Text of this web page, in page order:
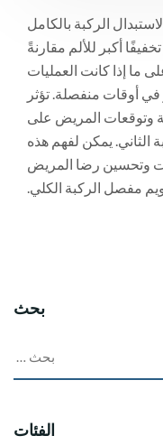
الركبة بالكامل
أكبر للألم مقارنةً
ما إذا كانت العمليات
أوقات منفصلة. تؤثر
وتوقعات المريض على
الثاني. يمكن لفهم هذه
وتحسين رضا المريض
مفصل الركبة الكلي.
بحث
الفئات